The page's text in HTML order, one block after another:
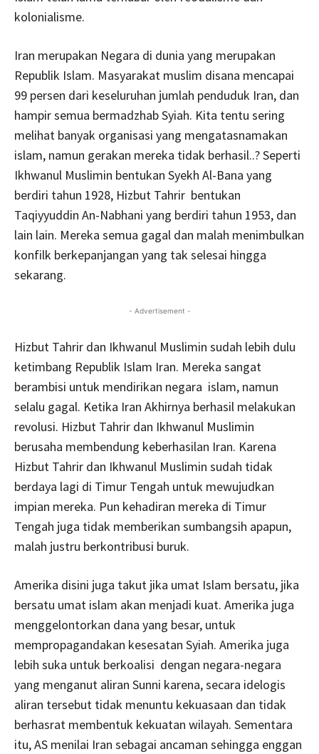
kolonialisme.
Iran merupakan Negara di dunia yang merupakan
Republik Islam. Masyarakat muslim disana mencapai
99 persen dari keseluruhan jumlah penduduk Iran, dan
hampir semua bermadzhab Syiah. Kita tentu sering
melihat banyak organisasi yang mengatasnamakan
islam, namun gerakan mereka tidak berhasil..? Seperti
Ikhwanul Muslimin bentukan Syekh Al-Bana yang
berdiri tahun 1928, Hizbut Tahrir bentukan
Taqiyyuddin An-Nabhani yang berdiri tahun 1953, dan
lain lain. Mereka semua gagal dan malah menimbulkan
konfilk berkepanjangan yang tak selesai hingga
sekarang.
- Advertisement -
Hizbut Tahrir dan Ikhwanul Muslimin sudah lebih dulu
ketimbang Republik Islam Iran. Mereka sangat
berambisi untuk mendirikan negara islam, namun
selalu gagal. Ketika Iran Akhirnya berhasil melakukan
revolusi. Hizbut Tahrir dan Ikhwanul Muslimin
berusaha membendung keberhasilan Iran. Karena
Hizbut Tahrir dan Ikhwanul Muslimin sudah tidak
berdaya lagi di Timur Tengah untuk mewujudkan
impian mereka. Pun kehadiran mereka di Timur
Tengah juga tidak memberikan sumbangsih apapun,
malah justru berkontribusi buruk.
Amerika disini juga takut jika umat Islam bersatu, jika
bersatu umat islam akan menjadi kuat. Amerika juga
menggelontorkan dana yang besar, untuk
mempropagandakan kesesatan Syiah. Amerika juga
lebih suka untuk berkoalisi dengan negara-negara
yang menganut aliran Sunni karena, secara idelogis
aliran tersebut tidak menuntu kekuasaan dan tidak
berhasrat membentuk kekuatan wilayah. Sementara
itu, AS menilai Iran sebagai ancaman sehingga enggan